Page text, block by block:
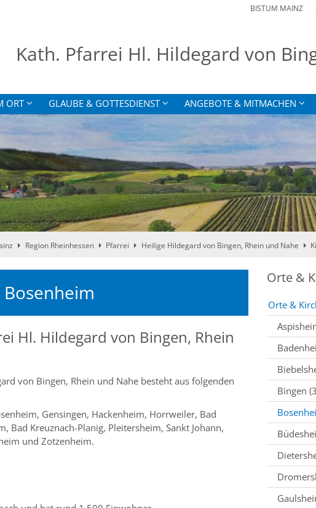
BISTUM MAINZ
Kath. Pfarrei Hl. Hildegard von
ORT GLAUBE & GOTTESDIENST ANGEBOTE & MITMACHEN
Region Rheinhessen Pfarrei Heilige Hildegard von Bingen, Rhein und Nahe
Hl. Hildegard von Bingen, Rhein
von Bingen, Rhein und Nahe besteht aus folgenden
Gensingen, Hackenheim, Horrweiler, Bad
Bad Kreuznach-Planig, Pleitersheim, Sankt Johann,
und Zotzenheim.
Orte &
Orte &
Bingen